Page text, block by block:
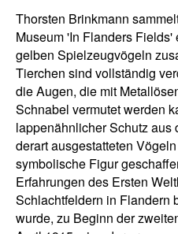
Thorsten Brinkmann
Museum 'In Flanders
gelben Spielzeugvögeln
Tierchen sind vollständig
die Augen, die mit
Schnabel vermutet werden
lappenähnlicher Schutz aus
derart ausgestatteten
symbolische Figur
Erfahrungen des Ersten
Schlachtfeldern in Flandern
wurde, zu Beginn der